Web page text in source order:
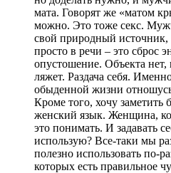
мата. Говорят же «матом
можно. Это тоже секс.
свой природный источник,
просто в речи – это сброс
опустошение. Объекта нет,
ляжет. Раздача себя.
обыденной жизни
Кроме того, хочу заметить
женский язык. Женщина,
это понимать. И задавать
использую? Все-таки мы
полезно использовать по-
которых есть правильное